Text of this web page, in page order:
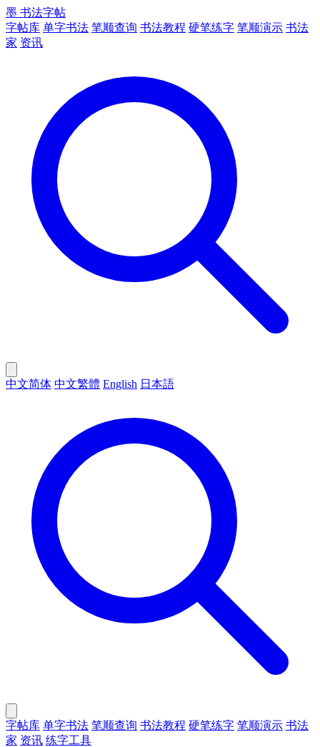
墨 书法字帖
字帖库 单字书法 笔顺查询 书法教程 硬笔练字 笔顺演示 书法
家 资讯
中文简体 中文繁體 English 日本語
字帖库 单字书法 笔顺查询 书法教程 硬笔练字 笔顺演示 书法
家 资讯 练字工具